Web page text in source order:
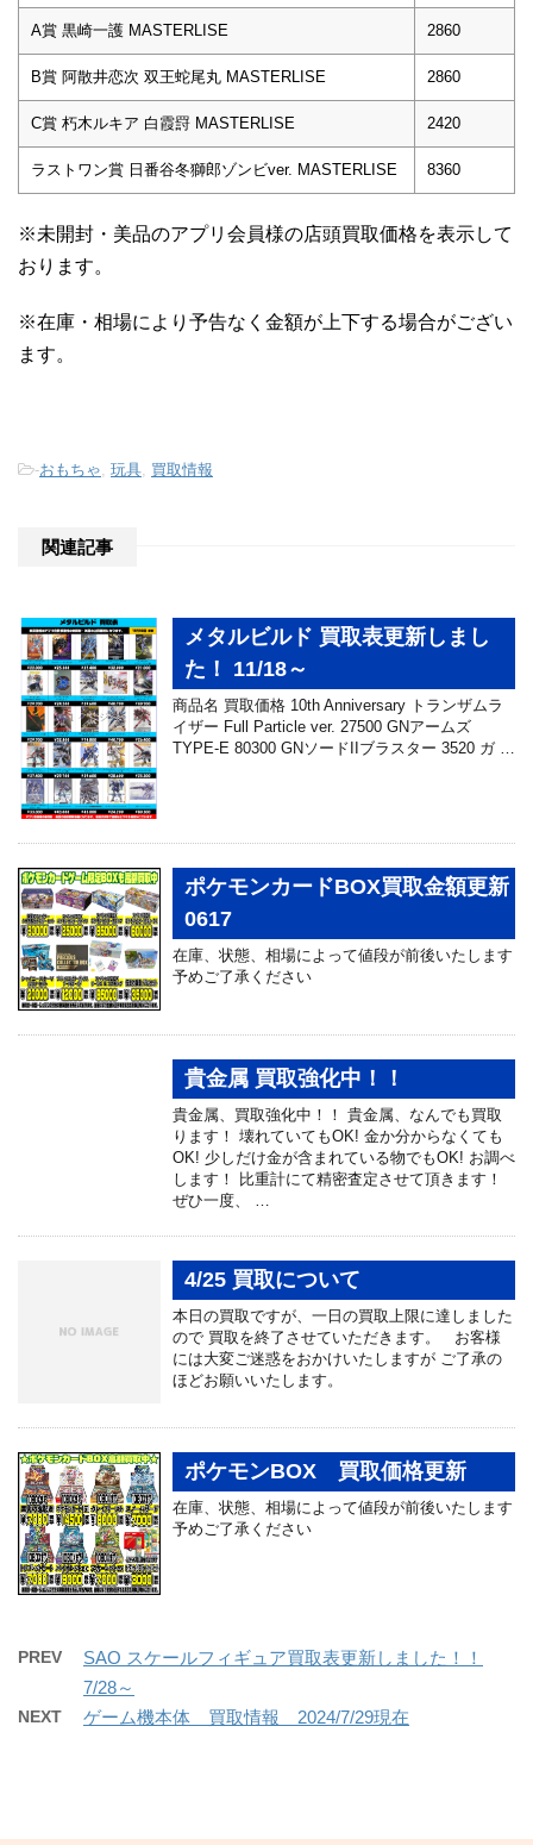
A賞 黒崎一護 MASTERLISE 2860
B賞 阿散井恋次 双王蛇尾丸 MASTERLISE 2860
C賞 朽木ルキア 白霞罸 MASTERLISE 2420
ラストワン賞 日番谷冬獅郎ゾンビver. MASTERLISE 8360
※未開封・美品のアプリ会員様の店頭買取価格を表示して
おります。
※在庫・相場により予告なく金額が上下する場合がござい
ます。
-おもちゃ 玩具 買取情報
関連記事
メタルビルド 買取表更新しまし
た！ 11/18～
商品名 買取価格 10th Anniversary トランザムラ
イザー Full Particle ver. 27500 GNアームズ
TYPE-E 80300 GNソードIIブラスター 3520 ガ …
ポケモンカードBOX買取金額更新
0617
在庫、状態、相場によって値段が前後いたします
予めご了承ください
貴金属 買取強化中！！
貴金属、買取強化中！！ 貴金属、なんでも買取
ります！ 壊れていてもOK! 金か分からなくても
OK! 少しだけ金が含まれている物でもOK! お調べ
します！ 比重計にて精密査定させて頂きます！
ぜひ一度、 …
4/25 買取について
本日の買取ですが、一日の買取上限に達しました
ので 買取を終了させていただきます。 お客様
には大変ご迷惑をおかけいたしますが ご了承の
ほどお願いいたします。
ポケモンBOX 買取価格更新
在庫、状態、相場によって値段が前後いたします
予めご了承ください
PREV
SAO スケールフィギュア買取表更新しました！！
7/28～
NEXT ゲーム機本体 買取情報 2024/7/29現在